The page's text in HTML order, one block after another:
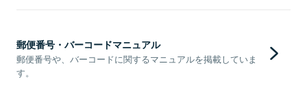
郵便番号・バーコードマニュアル
郵便番号や、バーコードに関するマニュアルを掲載していま
す。